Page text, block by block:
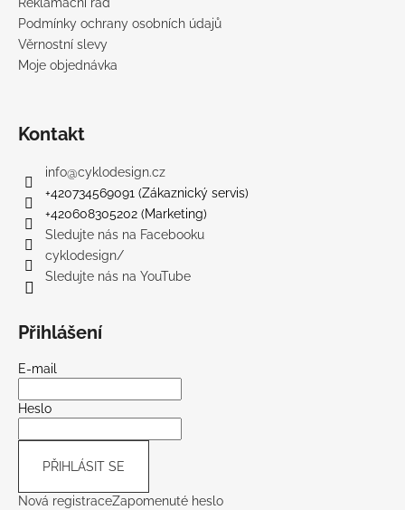
Reklamační řád
Podmínky ochrany osobních údajů
Věrnostní slevy
Moje objednávka
Kontakt
info@cyklodesign.cz
+420734569091 (Zákaznický servis)
+420608305202 (Marketing)
Sledujte nás na Facebooku
cyklodesign/
Sledujte nás na YouTube
Přihlášení
E-mail
Heslo
PŘIHLÁSIT SE
Nová registraceZapomenuté heslo